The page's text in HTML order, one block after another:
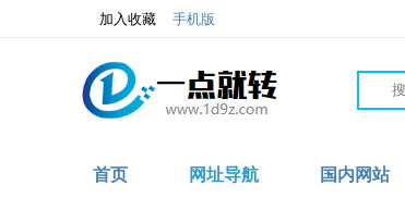
加入收藏 手机版
首页 网址导航 国内网站